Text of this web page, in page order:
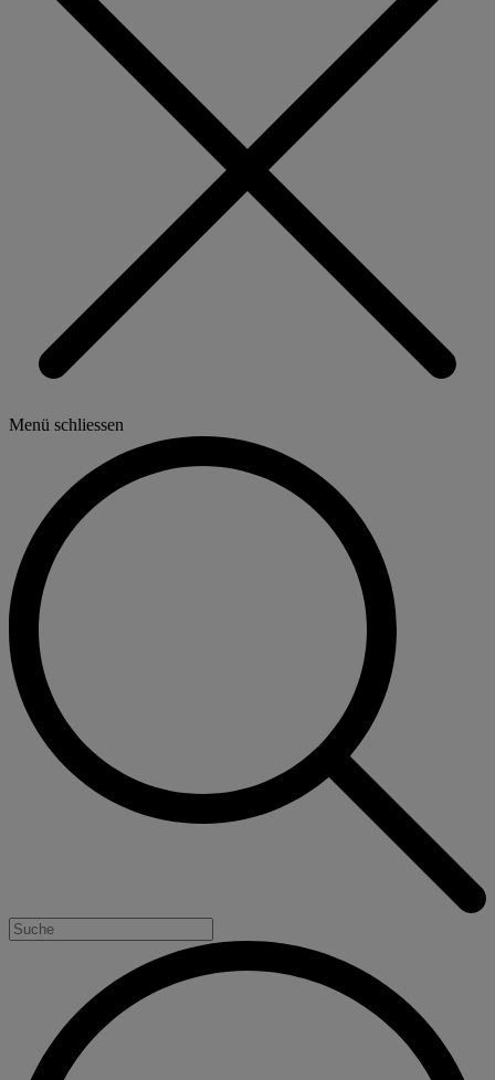
Menü schliessen